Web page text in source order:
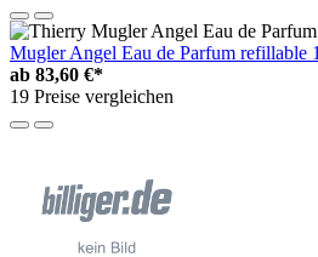
Mugler Angel Eau de Parfum refillable
ab 83,60 €*
19 Preise vergleichen